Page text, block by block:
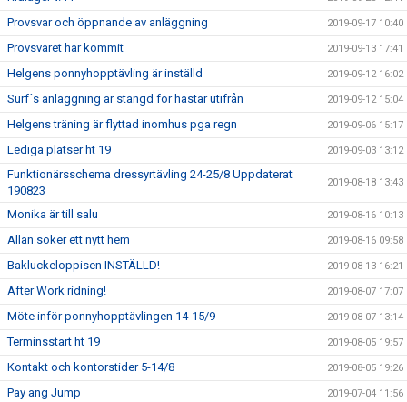
Provsvar och öppnande av anläggning 2019-09-17 10:40
Provsvaret har kommit 2019-09-13 17:41
Helgens ponnyhopptävling är inställd 2019-09-12 16:02
Surf´s anläggning är stängd för hästar utifrån 2019-09-12 15:04
Helgens träning är flyttad inomhus pga regn 2019-09-06 15:17
Lediga platser ht 19 2019-09-03 13:12
Funktionärsschema dressyrtävling 24-25/8 Uppdaterat
190823
2019-08-18 13:43
Monika är till salu 2019-08-16 10:13
Allan söker ett nytt hem 2019-08-16 09:58
Bakluckeloppisen INSTÄLLD! 2019-08-13 16:21
After Work ridning! 2019-08-07 17:07
Möte inför ponnyhopptävlingen 14-15/9 2019-08-07 13:14
Terminsstart ht 19 2019-08-05 19:57
Kontakt och kontorstider 5-14/8 2019-08-05 19:26
Pay ang Jump 2019-07-04 11:56